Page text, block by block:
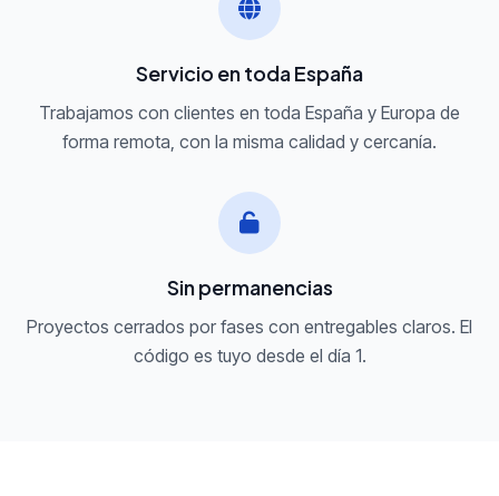
Servicio en toda España
Trabajamos con clientes en toda España y Europa de
forma remota, con la misma calidad y cercanía.
Sin permanencias
Proyectos cerrados por fases con entregables claros. El
código es tuyo desde el día 1.